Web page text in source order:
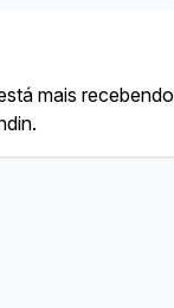
mais recebendo